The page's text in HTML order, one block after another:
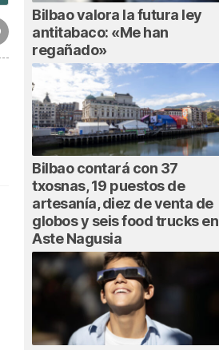
Bilbao valora la futura ley
antitabaco: «Me han
regañado»
Bilbao contará con 37
txosnas, 19 puestos de
artesanía, diez de venta de
globos y seis food trucks en
Aste Nagusia